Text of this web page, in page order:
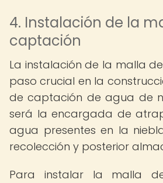
4. Instalación de la
captación
La instalación de la malla
paso crucial en la
de captación de agua de
será la encargada de
agua presentes en la
recolección y posterior
Para instalar la malla